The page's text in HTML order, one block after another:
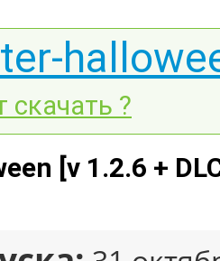
скачать ?
[v 1.2.6 +